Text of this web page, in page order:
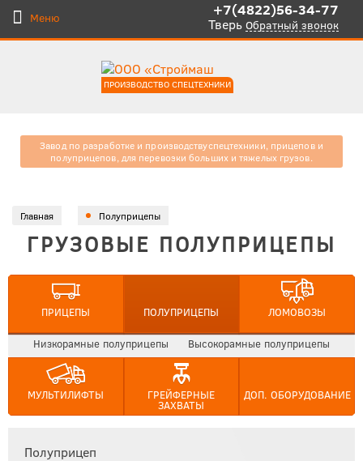
Меню +7(4822)56-34-77
Тверь Обратный звонок
ПРОИЗВОДСТВО СПЕЦТЕХНИКИ
Завод по разработке и производствуспецтехники, прицепов и
полуприцепов, для перевозки больших и тяжелыхгрузов.
Главная Полуприцепы
ГРУЗОВЫЕ ПОЛУПРИЦЕПЫ
ПРИЦЕПЫ ПОЛУПРИЦЕПЫ
Низкорамные полуприцепы Высокорамные полуприцепы
ЛОМОВОЗЫ
МУЛЬТИЛИФТЫ ГРЕЙФЕРНЫЕ
ЗАХВАТЫ
ДОП. ОБОРУДОВАНИЕ
Полуприцеп